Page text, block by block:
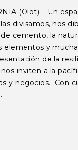
(Olot). Un
divisamos, nos
cemento, la
elementos y
de la
inviten a la
y negocios. Con